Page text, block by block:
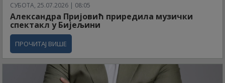
СУБОТА, 25.07.2026 | 08:05
Александра Пријовић приредила музички
спектакл у Бијељини
ПРОЧИТАЈ ВИШЕ